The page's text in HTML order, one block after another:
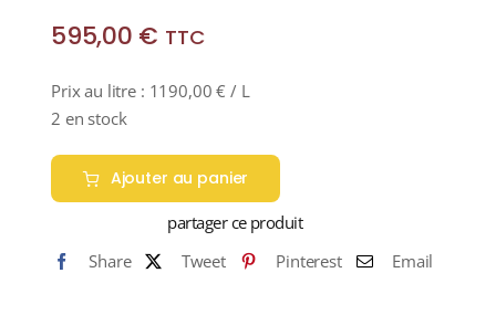
595,00 € TTC
Prix au litre : 1190,00€ / L
2 en stock
Ajouter au panier
partager ce produit
Share
Tweet Pinterest Email